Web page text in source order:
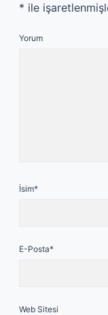
* ile
Yorum
İsim*
E-Posta*
Web Sitesi